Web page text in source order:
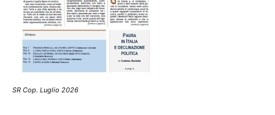
SR Cop. Luglio 2026